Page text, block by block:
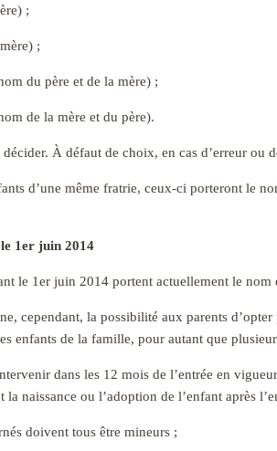
;
;
du père et de la mère) ;
de la mère et du père).
décider. À défaut de choix, en cas d’erreur
d’une même fratrie, ceux-ci porteront le
1er juin 2014
le 1er juin 2014 portent actuellement le nom
cependant, la possibilité aux parents
enfants de la famille, pour autant que
dans les 12 mois de l’entrée en
la naissance ou l’adoption de l’enfant après
doivent tous être mineurs ;